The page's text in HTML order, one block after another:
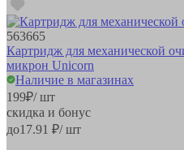
563665
Картридж для механической
микрон Unicorn
Наличие в магазинах
199₽/ шт
скидка и бонус
до17.91 ₽/ шт